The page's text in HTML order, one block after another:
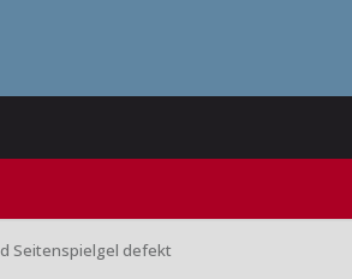
Seitenspielgel defekt